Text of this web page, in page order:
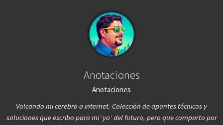
Anotaciones
Anotaciones
Volcando mi cerebro a internet. Colección de apuntes técnicos y
soluciones que escribo para mi 'yo' del futuro, pero que comparto por